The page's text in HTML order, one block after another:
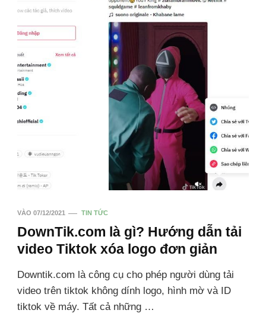
VÀO 07/12/2021 TIN TỨC
DownTik.com là gì? Hướng dẫn tải
video Tiktok xóa logo đơn giản
Downtik.com là công cụ cho phép người dùng tải
video trên tiktok không dính logo, hình mờ và ID
tiktok về máy. Tất cả những …